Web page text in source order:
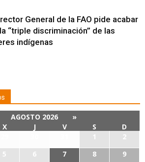
General de la FAO pide acabar
“triple discriminación” de las
indígenas
AGOSTO 2026
»
X J V S
D
1
2
5 6 7 8
9